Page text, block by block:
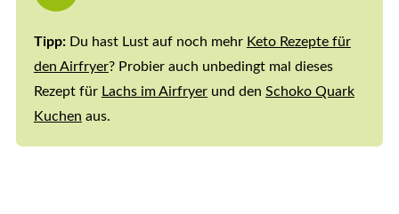
Tipp:Du hast Lust auf noch mehr Keto Rezepte für
den Airfryer? Probier auch unbedingt mal dieses
Rezept für Lachs im Airfryerund den Schoko Quark
Kuchen aus.